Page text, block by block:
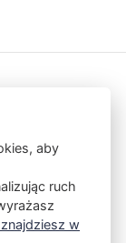
aby
ruch
w